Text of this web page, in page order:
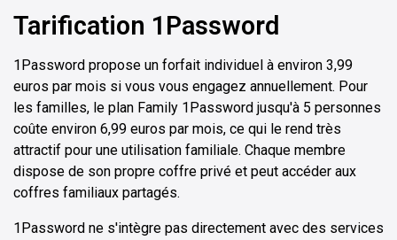
Tarification 1Password
1Password propose un forfait individuel à environ 3,99
euros par mois si vous vous engagez annuellement. Pour
les familles, le plan Family 1Password jusqu'à 5 personnes
coûte environ 6,99 euros par mois, ce qui le rend très
attractif pour une utilisation familiale. Chaque membre
dispose de son propre coffre privé et peut accéder aux
coffres familiaux partagés.
1Password ne s'intègre pas directement avec des services